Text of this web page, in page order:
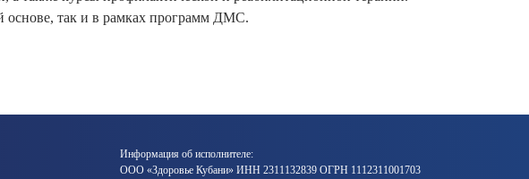
так и в рамках программ ДМС.
Информация об исполнителе:
ООО «Здоровье Кубани» ИНН 2311132839 ОГРН 1112311001703